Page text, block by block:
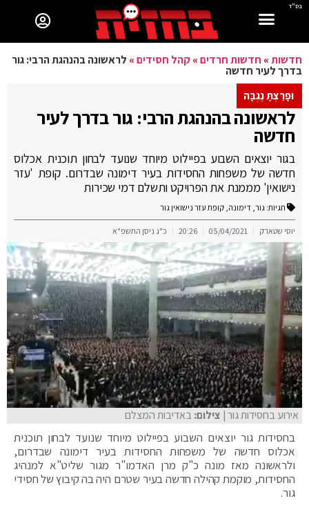
בס"ד
חדשות» חדשות חרדים» קהל חסידים» לראשונה בהנהגת הרבי: גור
בדרך לעיר חדשה
וּפָרַצְתָּ נֶגְבָּה
לראשונה בהנהגת הרבי: גור בדרך לעיר
חדשה
בגור יוצאים השבוע בפיילוט מיוחד שנועד לבחון תוכנית אכלוס
חדשה של משפחות החסידות בעיר דימונה שבדרום. קופת 'עזר
נישואין' מממנת את הפרויקט ותשלם דמי שכירות
תגיות: גור, דימונה, קופת עזר נישואין גור
יוסי שטארק 05/04/2021
20:26 כ"ג ניסן התשפ"א
אירוע בחסידות גור| צילום: באדיבות המצלם
בחסידות גור יוצאים השבוע בפיילוט מיוחד שנועד לבחון תוכנית
אכלוס חדשה של משפחות החסידות בעיר דימונה שבדרום,
ולראשונה מאז מונה כ"ק מרן האדמו"ר מגור שליט"א למנהיג
החסידות, מוקמת קהילה חדשה בעיר שטרם היה בה קיבוץ של חסידי
גור.